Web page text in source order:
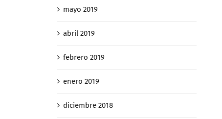
mayo 2019
abril 2019
febrero 2019
enero 2019
diciembre 2018